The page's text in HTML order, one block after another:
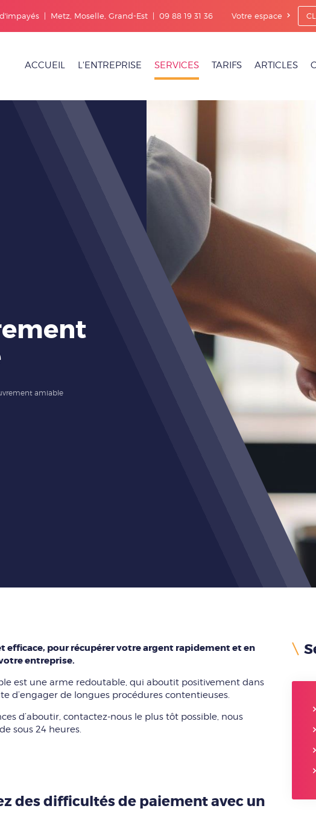
| Metz, Moselle, Grand-Est | 09 88 19 31 36 Votre espace
ACCUEIL L'ENTREPRISE SERVICES TARIFS ARTICLES
amiable
efficace, pour récupérer votre argent rapidement et en
entreprise.
est une arme redoutable, qui aboutit positivement dans
d’engager de longues procédures contentieuses.
d’aboutir, contactez-nous le plus tôt possible, nous
sous 24 heures.
des difficultés de paiement avec un